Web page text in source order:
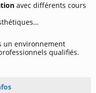
avec différents cours
un environnement
qualifiés.